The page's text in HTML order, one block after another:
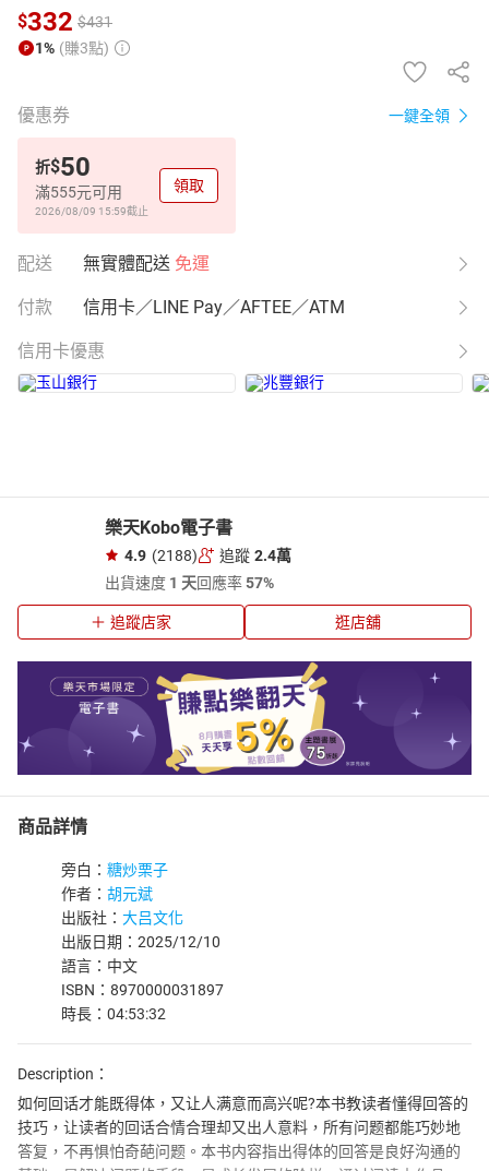
$332 $431
1% (賺3點)
優惠券 一鍵全領
折$50
滿555元可用
2026/08/09 15:59截止
領取
配送 無實體配送 免運
付款 信用卡／LINE Pay／AFTEE／ATM
信用卡優惠
樂天Kobo電子書
4.9 (2188) 追蹤 2.4萬
出貨速度 1 天回應率57%
追蹤店家 逛店舖
商品詳情
旁白： 糖炒栗子
作者： 胡元斌
出版社： 大吕文化
出版日期：2025/12/10
語言：中文
ISBN：8970000031897
時長：04:53:32
Description：
如何回话才能既得体，又让人满意而高兴呢?本书教读者懂得回答的
技巧，让读者的回话合情合理却又出人意料，所有问题都能巧妙地
答复，不再惧怕奇葩问题。本书内容指出得体的回答是良好沟通的